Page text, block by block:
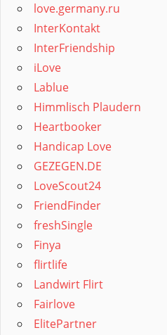
love.germany.ru
InterKontakt
InterFriendship
iLove
Lablue
Himmlisch Plaudern
Heartbooker
Handicap Love
GEZEGEN.DE
LoveScout24
FriendFinder
freshSingle
Finya
flirtlife
Landwirt Flirt
Fairlove
ElitePartner